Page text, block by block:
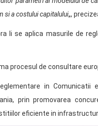
si a costului capitalului„,
li se aplica masurile de
procesul de consultare
in
prin promovarea
eficiente in